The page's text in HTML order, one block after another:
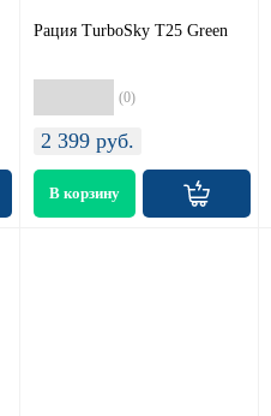
Рация TurboSky T25 Green
(0)
2 399руб.